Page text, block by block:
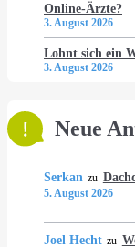
Online-Ärzte?
3. August 2026
Lohnt sich ein
3. August 2026
Neue
Serkan zu
5. August 2026
Joel Hecht zu